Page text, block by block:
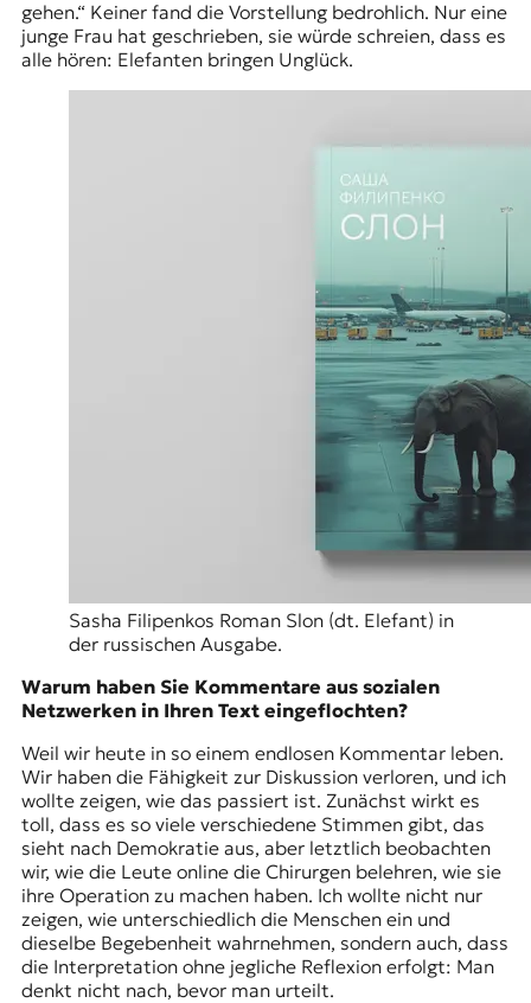
gehen.“ Keiner fand die Vorstellung bedrohlich. Nur eine
junge Frau hat geschrieben, sie würde schreien, dass es
alle hören: Elefanten bringen Unglück.
Sasha Filipenkos Roman Slon (dt. Elefant) in
der russischen Ausgabe.
Warum haben Sie Kommentare aus sozialen
Netzwerken in Ihren Text eingeflochten?
Weil wir heute in so einem endlosen Kommentar leben.
Wir haben die Fähigkeit zur Diskussion verloren, und ich
wollte zeigen, wie das passiert ist. Zunächst wirkt es
toll, dass es so viele verschiedene Stimmen gibt, das
sieht nach Demokratie aus, aber letztlich beobachten
wir, wie die Leute online die Chirurgen belehren, wie sie
ihre Operation zu machen haben. Ich wollte nicht nur
zeigen, wie unterschiedlich die Menschen ein und
dieselbe Begebenheit wahrnehmen, sondern auch, dass
die Interpretation ohne jegliche Reflexion erfolgt: Man
denkt nicht nach, bevor man urteilt.